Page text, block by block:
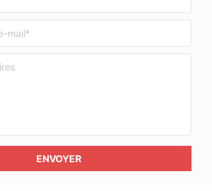
ENVOYER